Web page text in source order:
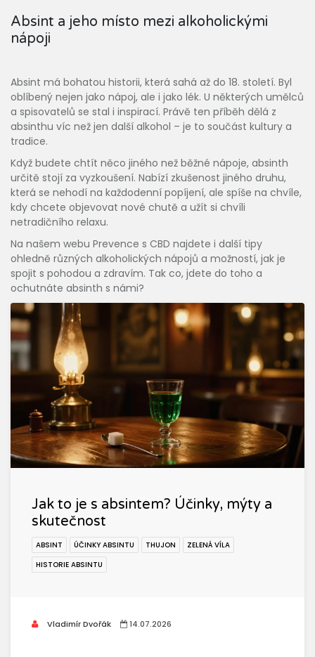
Absint a jeho místo mezi alkoholickými
nápoji
Absint má bohatou historii, která sahá až do 18. století. Byl
oblíbený nejen jako nápoj, ale i jako lék. U některých umělců
a spisovatelů se stal i inspirací. Právě ten příběh dělá z
absinthu víc než jen další alkohol – je to součást kultury a
tradice.
Když budete chtít něco jiného než běžné nápoje, absinth
určitě stojí za vyzkoušení. Nabízí zkušenost jiného druhu,
která se nehodí na každodenní popíjení, ale spíše na chvíle,
kdy chcete objevovat nové chutě a užít si chvíli
netradičního relaxu.
Na našem webu Prevence s CBD najdete i další tipy
ohledně různých alkoholických nápojů a možností, jak je
spojit s pohodou a zdravím. Tak co, jdete do toho a
ochutnáte absinth s námi?
Jak to je s absintem? Účinky, mýty a
skutečnost
ABSINT ÚČINKY ABSINTU THUJON
ZELENÁ VÍLA
HISTORIE ABSINTU
Vladimír Dvořák 14.07.2026